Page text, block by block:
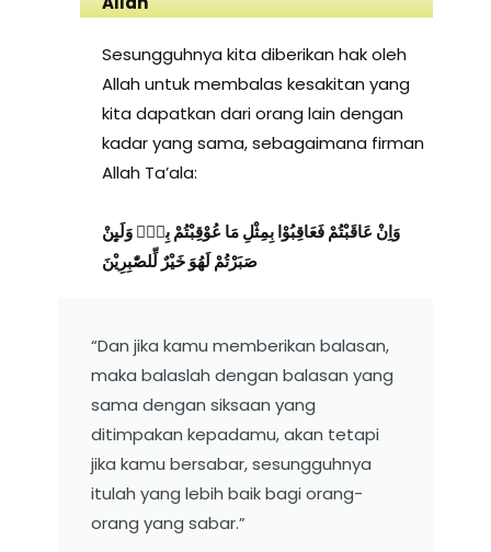
Sesungguhnya kita diberikan hak oleh
Allah untuk membalas kesakitan yang
kita dapatkan dari orang lain dengan
kadar yang sama, sebagaimana firman
Allah Ta’ala:
وَاِنْ عَاقَبْتُمْ فَعَاقِبُوْا بِمِثْلِ مَا عُوْقِبْتُمْ بِهٖۗ وَلَىِٕنْ
صَبَرْتُمْ لَهُوَ خَيْرٌ لِّلصّٰبِرِيْنَ
“Dan jika kamu memberikan balasan,
maka balaslah dengan balasan yang
sama dengan siksaan yang
ditimpakan kepadamu, akan tetapi
jika kamu bersabar, sesungguhnya
itulah yang lebih baik bagi orang-
orang yang sabar.”